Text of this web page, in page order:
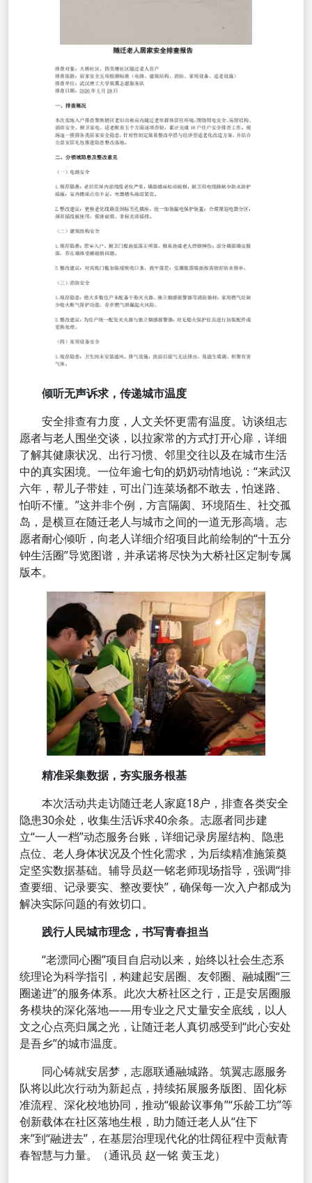
倾听无声诉求，传递城市温度
安全排查有力度，人文关怀更需有温度。访谈组志
愿者与老人围坐交谈，以拉家常的方式打开心扉，详细
了解其健康状况、出行习惯、邻里交往以及在城市生活
中的真实困境。一位年逾七旬的奶奶动情地说：“来武汉
六年，帮儿子带娃，可出门连菜场都不敢去，怕迷路、
怕听不懂。”这并非个例，方言隔阂、环境陌生、社交孤
岛，是横亘在随迁老人与城市之间的一道无形高墙。志
愿者耐心倾听，向老人详细介绍项目此前绘制的“十五分
钟生活圈”导览图谱，并承诺将尽快为大桥社区定制专属
版本。
精准采集数据，夯实服务根基
本次活动共走访随迁老人家庭18户，排查各类安全
隐患30余处，收集生活诉求40余条。志愿者同步建
立“一人一档”动态服务台账，详细记录房屋结构、隐患
点位、老人身体状况及个性化需求，为后续精准施策奠
定坚实数据基础。辅导员赵一铭老师现场指导，强调“排
查要细、记录要实、整改要快”，确保每一次入户都成为
解决实际问题的有效切口。
践行人民城市理念，书写青春担当
“老漂同心圈”项目自启动以来，始终以社会生态系
统理论为科学指引，构建起安居圈、友邻圈、融城圈“三
圈递进”的服务体系。此次大桥社区之行，正是安居圈服
务模块的深化落地——用专业之尺丈量安全底线，以人
文之心点亮归属之光，让随迁老人真切感受到“此心安处
是吾乡”的城市温度。
同心铸就安居梦，志愿联通融城路。筑翼志愿服务
队将以此次行动为新起点，持续拓展服务版图、固化标
准流程、深化校地协同，推动“银龄议事角”“乐龄工坊”等
创新载体在社区落地生根，助力随迁老人从“住下
来”到“融进去”，在基层治理现代化的壮阔征程中贡献青
春智慧与力量。（通讯员 赵一铭 黄玉龙）